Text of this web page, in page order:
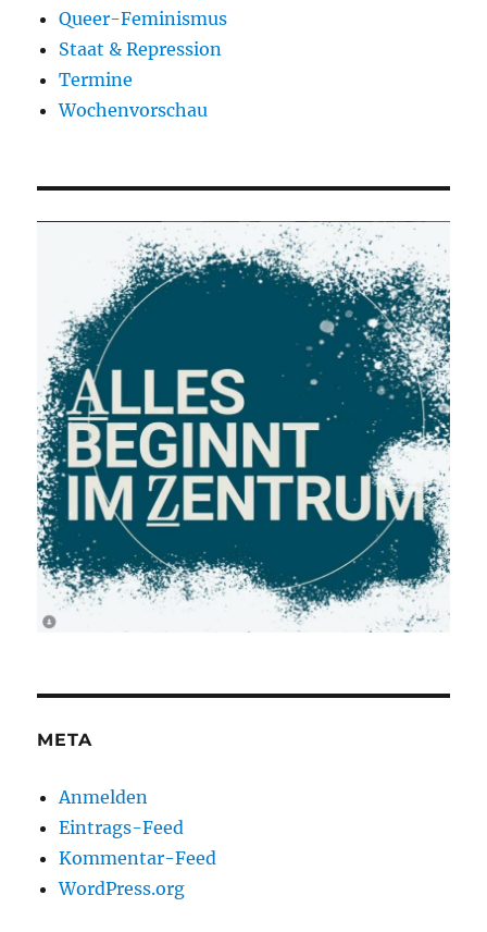
Queer-Feminismus
Staat & Repression
Termine
Wochenvorschau
META
Anmelden
Eintrags-Feed
Kommentar-Feed
WordPress.org